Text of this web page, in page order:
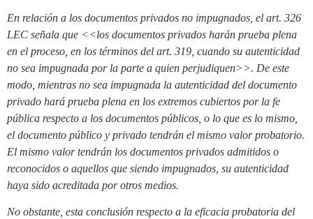
En relación a los documentos privados no impugnados, el art. 326
LEC señala que <<los documentos privados harán prueba plena
en el proceso, en los términos del art. 319, cuando su autenticidad
no sea impugnada por la parte a quien perjudiquen>>. De este
modo, mientras no sea impugnada la autenticidad del documento
privado hará prueba plena en los extremos cubiertos por la fe
pública respecto a los documentos públicos, o lo que es lo mismo,
el documento público y privado tendrán el mismo valor probatorio.
El mismo valor tendrán los documentos privados admitidos o
reconocidos o aquellos que siendo impugnados, su autenticidad
haya sido acreditada por otros medios.
No obstante, esta conclusión respecto a la eficacia probatoria del